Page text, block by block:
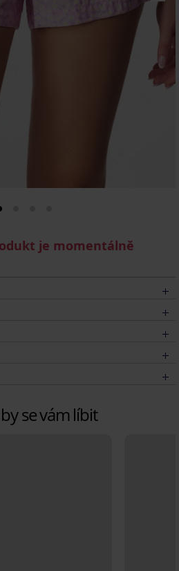
je momentálně
se vám líbit